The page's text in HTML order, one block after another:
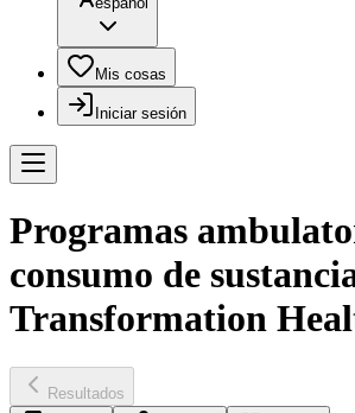
Mis cosas
Iniciar sesión
Programas
consumo de
Transformation
Resultados